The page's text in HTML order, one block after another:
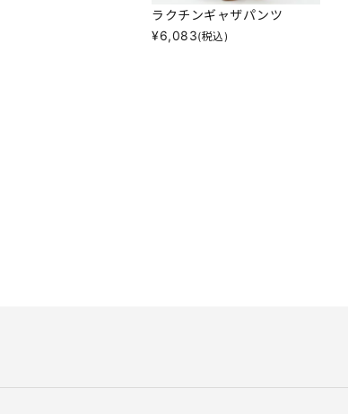
ラクチンギャザパンツ
¥6,083(税込)